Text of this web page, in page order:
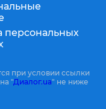
персональных
при условии ссылки
"Диалог.ua" не ниже